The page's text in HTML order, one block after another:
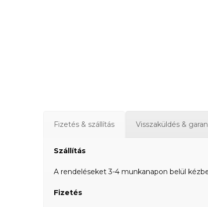
Fizetés & szállítás Visszaküldés &
Szállítás
A rendeléseket 3-4 munkanapon belül
Fizetés